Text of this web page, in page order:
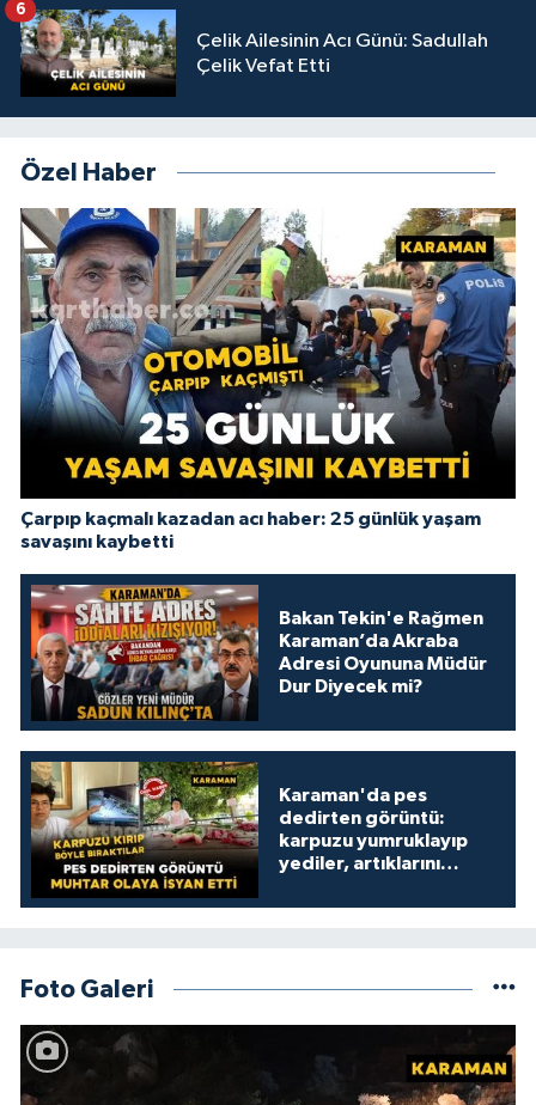
Çelik Ailesinin Acı Günü: Sadullah
Çelik Vefat Etti
6
Özel Haber
Çarpıp kaçmalı kazadan acı haber: 25 günlük yaşam
savaşını kaybetti
Bakan Tekin'e Rağmen
Karaman’da Akraba
Adresi Oyununa Müdür
Dur Diyecek mi?
Karaman'da pes
dedirten görüntü:
karpuzu yumruklayıp
yediler, artıklarını
Foto Galeri